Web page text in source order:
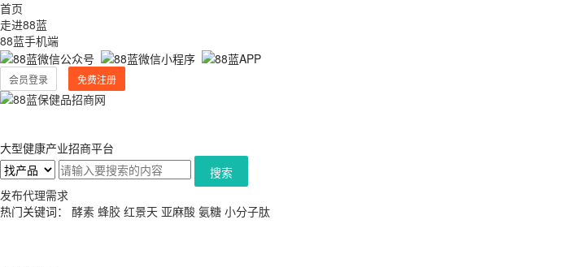
首页
走进88蓝
88蓝手机端
会员登录 免费注册
大型健康产业招商平台
搜索
发布代理需求
热门关键词： 酵素 蜂胶 红景天 亚麻酸 氨糖 小分子肽